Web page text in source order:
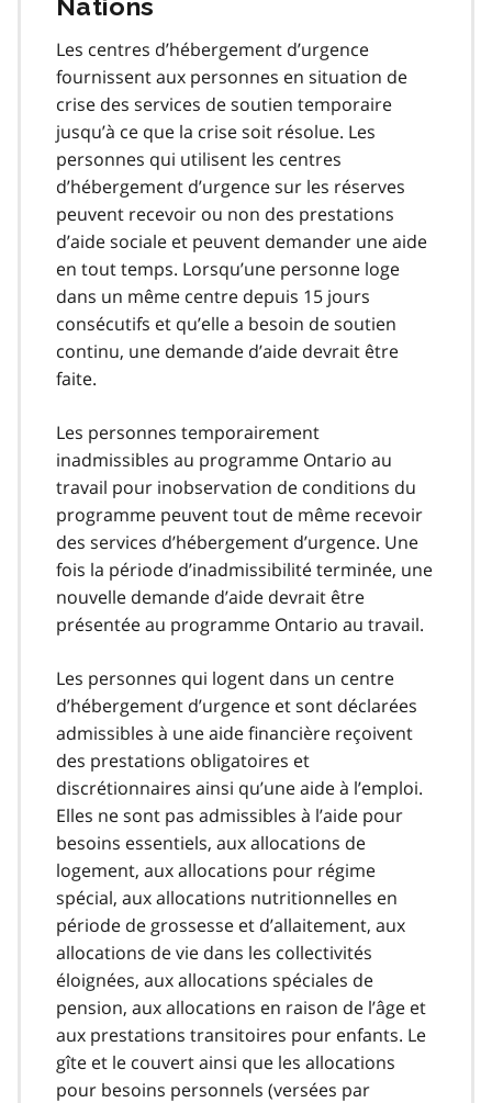
Nations
Les centres d’hébergement d’urgence
fournissent aux personnes en situation de
crise des services de soutien temporaire
jusqu’à ce que la crise soit résolue. Les
personnes qui utilisent les centres
d’hébergement d’urgence sur les réserves
peuvent recevoir ou non des prestations
d’aide sociale et peuvent demander une aide
en tout temps. Lorsqu’une personne loge
dans un même centre depuis 15 jours
consécutifs et qu’elle a besoin de soutien
continu, une demande d’aide devrait être
faite.
Les personnes temporairement
inadmissibles au programme Ontario au
travail pour inobservation de conditions du
programme peuvent tout de même recevoir
des services d’hébergement d’urgence. Une
fois la période d’inadmissibilité terminée, une
nouvelle demande d’aide devrait être
présentée au programme Ontario au travail.
Les personnes qui logent dans un centre
d’hébergement d’urgence et sont déclarées
admissibles à une aide financière reçoivent
des prestations obligatoires et
discrétionnaires ainsi qu’une aide à l’emploi.
Elles ne sont pas admissibles à l’aide pour
besoins essentiels, aux allocations de
logement, aux allocations pour régime
spécial, aux allocations nutritionnelles en
période de grossesse et d’allaitement, aux
allocations de vie dans les collectivités
éloignées, aux allocations spéciales de
pension, aux allocations en raison de l’âge et
aux prestations transitoires pour enfants. Le
gîte et le couvert ainsi que les allocations
pour besoins personnels (versées par